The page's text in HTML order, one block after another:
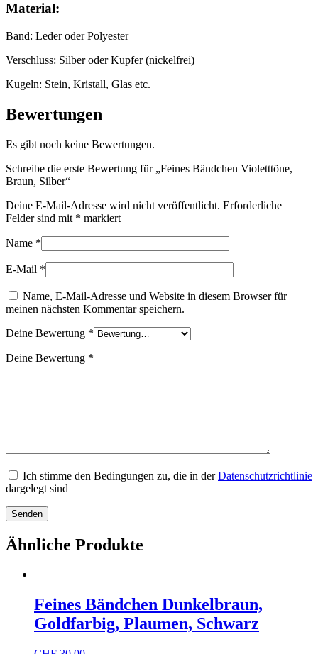
Material:
Band: Leder oder Polyester
Verschluss: Silber oder Kupfer (nickelfrei)
Kugeln: Stein, Kristall, Glas etc.
Bewertungen
Es gibt noch keine Bewertungen.
Schreibe die erste Bewertung für „Feines Bändchen Violetttöne,
Braun, Silber“
Deine E-Mail-Adresse wird nicht veröffentlicht. Erforderliche
Felder sind mit * markiert
Name *
E-Mail *
Name, E-Mail-Adresse und Website in diesem Browser für
meinen nächsten Kommentar speichern.
Deine Bewertung *
Deine Bewertung *
Ich stimme den Bedingungen zu, die in derDatenschutzrichtlinie
dargelegt sind
Ähnliche Produkte
Feines Bändchen Dunkelbraun,
Goldfarbig, Plaumen, Schwarz